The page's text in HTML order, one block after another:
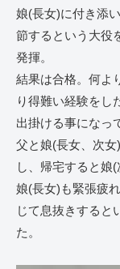
娘(長女)に付き添
節するという大役
発揮。
結果は合格。何よ
り得難い経験をし
出掛ける事になっ
父と娘(長女、次
し、帰宅すると娘(
娘(長女)も緊張疲
じて息抜きすると
た。